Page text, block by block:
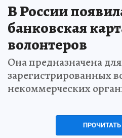
В России
банковская
волонтеров
Она предназначена для
зарегистрированных
некоммерческих
ПРОЧИТАТЬ